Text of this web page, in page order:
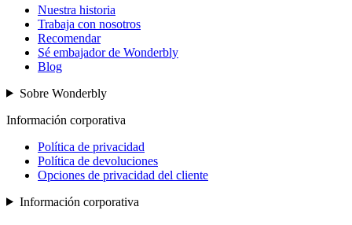
Nuestra historia
Trabaja con nosotros
Recomendar
Sé embajador de Wonderbly
Blog
Sobre Wonderbly
Información corporativa
Política de privacidad
Política de devoluciones
Opciones de privacidad del cliente
Información corporativa